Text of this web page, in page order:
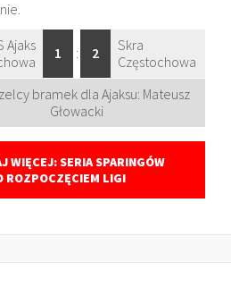
Ajaks
1 : 2
Skra
Częstochowa
bramek dla Ajaksu: Mateusz
Głowacki
WIĘCEJ: SERIA SPARINGÓW
ROZPOCZĘCIEM LIGI